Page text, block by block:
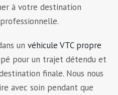
à votre destination
un véhicule VTC propre
pour un trajet détendu et
finale. Nous nous
avec soin pendant que